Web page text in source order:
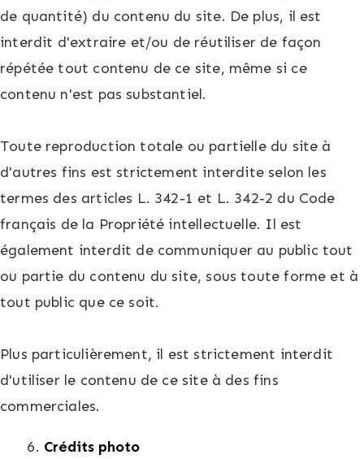
de quantité) du contenu du site. De plus, il est
interdit d'extraire et/ou de réutiliser de façon
répétée tout contenu de ce site, même si ce
contenu n'est pas substantiel.
Toute reproduction totale ou partielle du site à
d'autres fins est strictement interdite selon les
termes des articles L. 342-1 et L. 342-2 du Code
français de la Propriété intellectuelle. Il est
également interdit de communiquer au public tout
ou partie du contenu du site, sous toute forme et à
tout public que ce soit.
Plus particulièrement, il est strictement interdit
d'utiliser le contenu de ce site à des fins
commerciales.
Crédits photo